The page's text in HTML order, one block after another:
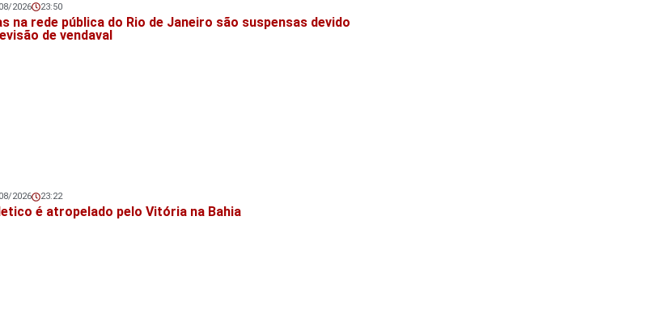
também!
2026 23:50
na rede pública do Rio de Janeiro são suspensas devido
de vendaval
também!
2026 23:22
é atropelado pelo Vitória na Bahia